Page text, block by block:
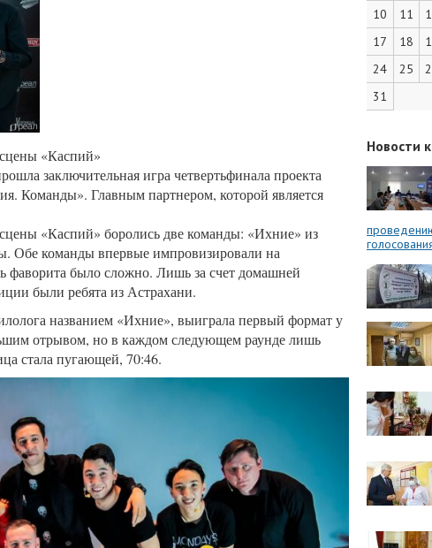
«Каспий»
заключительная игра четвертьфинала проекта
Команды». Главным партнером, которой является
«Каспий» боролись две команды: «Ихние» из
Обе команды впервые импровизировали на
фаворита было сложно. Лишь за счет домашней
были ребята из Астрахани.
названием «Ихние», выиграла первый формат у
отрывом, но в каждом следующем раунде лишь
стала пугающей, 70:46.
10
11
17
18
24
25
31
Новости